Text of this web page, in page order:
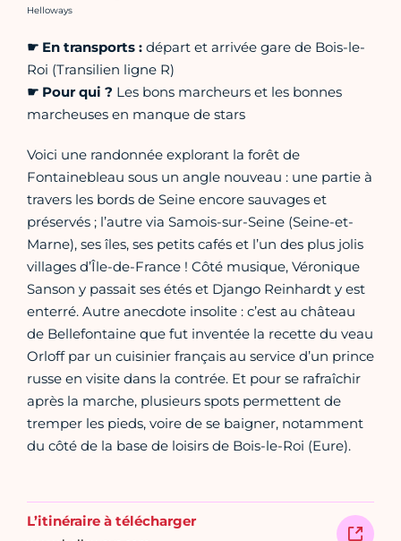
Crédit photo :
Helloways
☛ En transports : départ et arrivée gare de Bois-le-
Roi (Transilien ligne R)
☛ Pour qui ? Les bons marcheurs et les bonnes
marcheuses en manque de stars
Voici une randonnée explorant la forêt de
Fontainebleau sous un angle nouveau : une partie à
travers les bords de Seine encore sauvages et
préservés ; l’autre via Samois-sur-Seine (Seine-et-
Marne), ses îles, ses petits cafés et l’un des plus jolis
villages d’Île-de-France ! Côté musique, Véronique
Sanson y passait ses étés et Django Reinhardt y est
enterré. Autre anecdote insolite : c’est au château
de Bellefontaine que fut inventée la recette du veau
Orloff par un cuisinier français au service d’un prince
russe en visite dans la contrée. Et pour se rafraîchir
après la marche, plusieurs spots permettent de
tremper les pieds, voire de se baigner, notamment
du côté de la base de loisirs de Bois-le-Roi (Eure).
L’itinéraire à télécharger